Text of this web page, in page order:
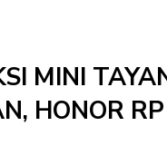
MINI
HONOR